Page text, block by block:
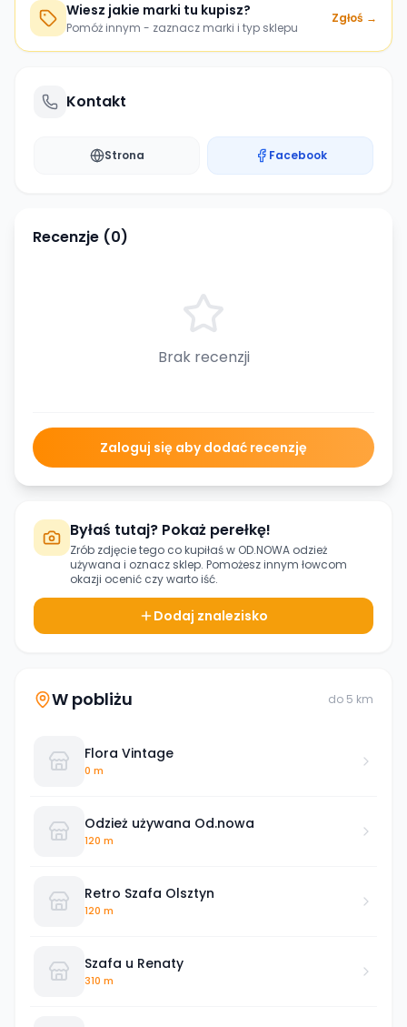
Wiesz jakie marki tu kupisz?
Pomóż innym - zaznacz marki i typ sklepu
Zgłoś →
Kontakt
Strona Facebook
Recenzje (0)
Brak recenzji
Zaloguj się aby dodać recenzję
Byłaś tutaj? Pokaż perełkę!
Zrób zdjęcie tego co kupiłaś w OD.NOWA odzież
używana i oznacz sklep. Pomożesz innym łowcom
okazji ocenić czy warto iść.
Dodaj znalezisko
W pobliżu do 5 km
Flora Vintage
0 m
Odzież używana Od.nowa
120 m
Retro Szafa Olsztyn
120 m
Szafa u Renaty
310 m